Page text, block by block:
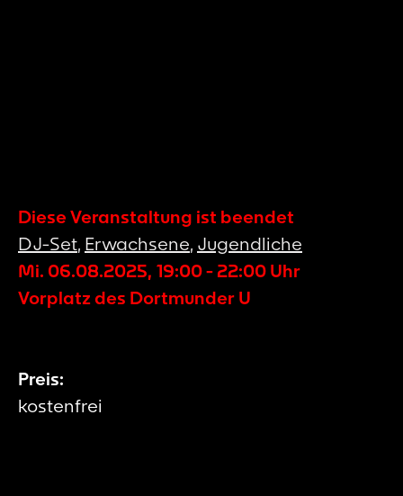
Diese Veranstaltung ist beendet
DJ-Set, Erwachsene, Jugendliche
Mi. 06.08.2025, 19:00- 22:00 Uhr
Vorplatz des Dortmunder U
Preis:
kostenfrei